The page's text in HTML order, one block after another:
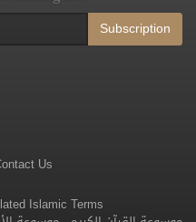
Subscription
Us
Islamic Terms